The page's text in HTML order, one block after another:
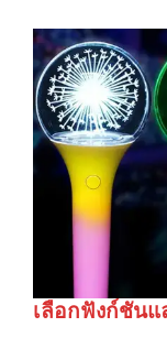
เลือกฟังก์ชัน